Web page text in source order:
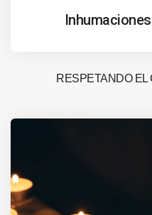
RESPETANDO EL